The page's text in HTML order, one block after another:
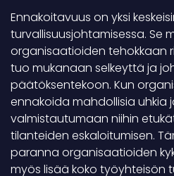
Ennakoitavuus on yksi
turvallisuusjohtamisessa. Se
organisaatioiden tehokkaan
tuo mukanaan selkeyttä ja
päätöksentekoon. Kun
ennakoida mahdollisia uhkia
valmistautumaan niihin
tilanteiden eskaloitumisen.
paranna organisaatioiden
myös lisää koko työyhteisön